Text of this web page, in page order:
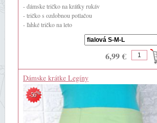
- dámske tričko na krátky rukáv
- tričko s ozdobnou potlačou
- ľahké tričko na leto
6,99 €
Dámske krátke Legíny
-56%